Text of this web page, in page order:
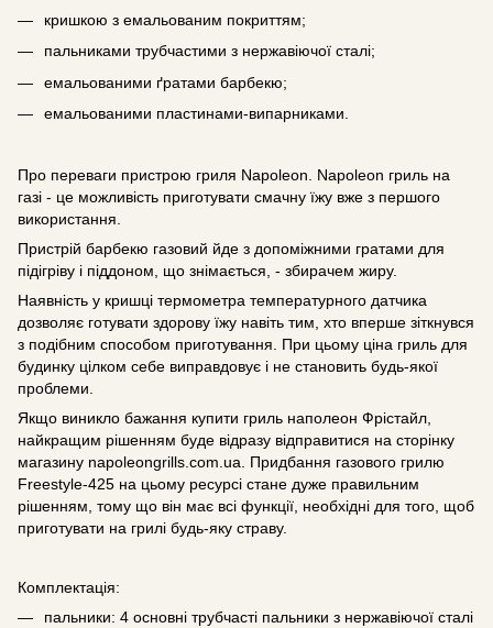
кришкою з емальованим покриттям;
пальниками трубчастими з нержавіючої сталі;
емальованими ґратами барбекю;
емальованими пластинами-випарниками.
Про переваги пристрою гриля Napoleon. Napoleon гриль на
газі - це можливість приготувати смачну їжу вже з першого
використання.
Пристрій барбекю газовий йде з допоміжними гратами для
підігріву і піддоном, що знімається, - збирачем жиру.
Наявність у кришці термометра температурного датчика
дозволяє готувати здорову їжу навіть тим, хто вперше зіткнувся
з подібним способом приготування. При цьому ціна гриль для
будинку цілком себе виправдовує і не становить будь-якої
проблеми.
Якщо виникло бажання купити гриль наполеон Фрістайл,
найкращим рішенням буде відразу відправитися на сторінку
магазину napoleongrills.com.ua. Придбання газового грилю
Freestyle-425 на цьому ресурсі стане дуже правильним
рішенням, тому що він має всі функції, необхідні для того, щоб
приготувати на грилі будь-яку страву.
Комплектація:
пальники: 4 основні трубчасті пальники з нержавіючої сталі